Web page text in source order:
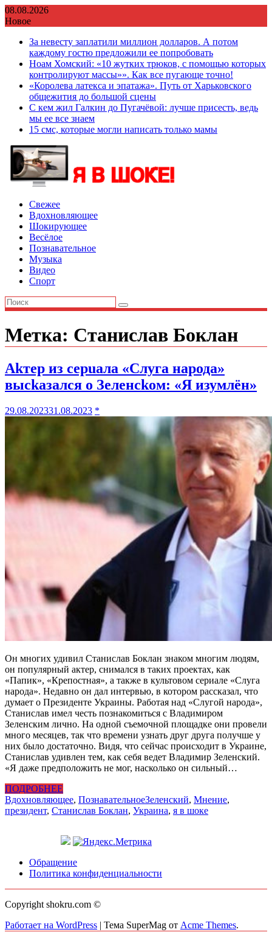
Перейти
к
08.08.2026
Новое
За невесту заплатили миллион долларов. А потом
каждому гостю предложили ее попробовать
Ноам Хомский: «10 жутких трюков, с помощью которых
контролируют массы»». Как все пугающе точно!
«Королева латекса и эпатажа». Путь от Харьковского
общежития до большой сцены
С кем жил Галкин до Пугачёвой: лучше присесть, ведь
мы ее все знаем
15 смс, которые могли написать только мамы
Свежее
Вдохновляющее
Шокирующее
Весёлое
Познавательное
Музыка
Видео
Спорт
Метка: Станислав Боклан
Аkтер из серuала «Слуга народа»
высkазался о Зеленсkом: «Я изумлён»
29.08.202331.08.2023 *
Он многих удивил Станислав Боклан знаком многим людям,
он популярный актер, снимался в таких проектах, как
«Папик», «Крепостная», а также в культовом сериале «Слуга
народа». Недавно он дал интервью, в котором рассказал, что
думает о Президенте Украины. Работая над «Слугой народа»,
Станислав имел честь познакомиться с Владимиром
Зеленским лично. На одной съемочной площадке они провели
много месяцев, так что времени узнать друг друга получше у
них было достаточно. Видя, что сейчас происходит в Украине,
Станислав удивлен тем, как себя ведет Владимир Зеленский.
«Я даже предположить не мог, насколько он сильный…
ПОДРОБНЕЕ
Вдохновляющее, ПознавательноеЗеленский, Мнение,
президент, Станислав Боклан, Украина, я в шоке
Обращение
Политика конфиденциальности
Copyright shokru.com ©
Работает на WordPress | Тема SuperMag от Acme Themes.